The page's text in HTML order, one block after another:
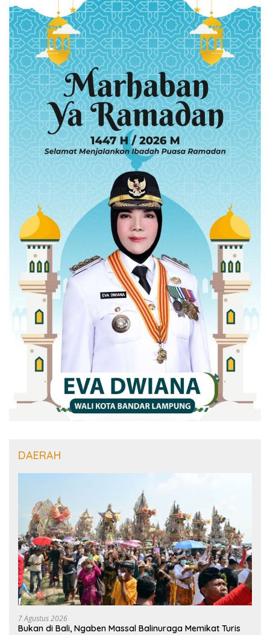
DAERAH
7 Agustus 2026
Bukan di Bali, Ngaben Massal Balinuraga Memikat Turis